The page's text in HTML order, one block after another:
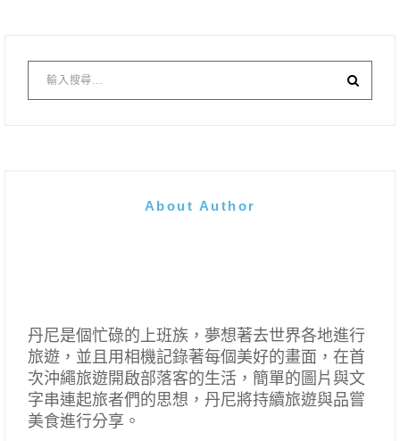
About Author
丹尼是個忙碌的上班族，夢想著去世界各地進行
旅遊，並且用相機記錄著每個美好的畫面，在首
次沖繩旅遊開啟部落客的生活，簡單的圖片與文
字串連起旅者們的思想，丹尼將持續旅遊與品嘗
美食進行分享。